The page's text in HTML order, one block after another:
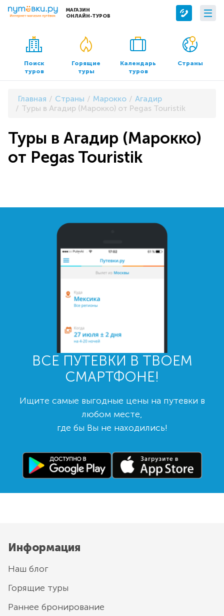
МАГАЗИН
ОНЛАЙН-ТУРОВ
Сервисы
Бронирование отелей
Трансфер
О компании
О нас
Контакты
Документы и реквизиты
Поиск
туров
Горящие
туры
Календарь
туров
Страны
Главная Страны Марокко
Агадир
Туры в Агадир (Марокко) от Pegas Touristik
Туры в Агадир (Марокко)
от Pegas Touristik
ВСЕ ПУТЕВКИ В ТВОЕМ
СМАРТФОНЕ!
Ищите самые выгодные цены на путевки в
любом месте,
где бы Вы не находились!
Информация
Наш блог
Горящие туры
Раннее бронирование